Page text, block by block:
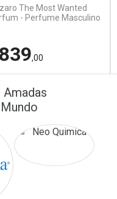
sem Desconto
R$ 64,90/cada
sem Desconto
R$ 64,90/cada
The Most Wanted
- Perfume Masculino
839,00
Menos